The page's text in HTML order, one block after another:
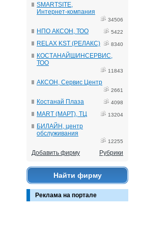
SMARTSITE,
Интернет-компания
34506
НПО АКСОН, ТОО 5422
RELAX KST (РЕЛАКС) 8340
КОСТАНАЙШИНСЕРВИС,
ТОО
11843
АКСОН, Сервис Центр
2661
Костанай Плаза 4098
MART (МАРТ), ТЦ 13204
БИЛАЙН, центр
обслуживания
12255
Добавить фирму Рубрики
Найти фирму
Реклама на портале